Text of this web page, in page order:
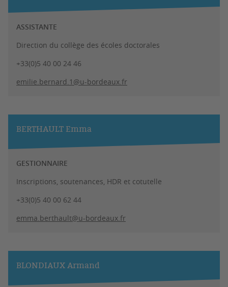
ASSISTANTE
Direction du collège des écoles doctorales
+33(0)5 40 00 24 46
emilie.bernard.1@u-bordeaux.fr
BERTHAULT Emma
GESTIONNAIRE
Inscriptions, soutenances, HDR et cotutelle
+33(0)5 40 00 62 44
emma.berthault@u-bordeaux.fr
BLONDIAUX Armand